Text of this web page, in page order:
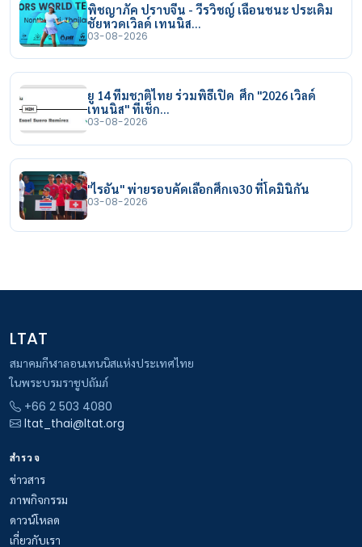
พิชญาภัค ปราบจีน - วีรวิชญ์ เฉือนชนะ ประเดิม
ชัยหวดเวิลด์ เทนนิส…
03-08-2026
ยู 14 ทีมชาติไทย ร่วมพิธีเปิด ศึก "2026 เวิลด์
เทนนิส" ที่เช็ก…
03-08-2026
"ไรอัน" พ่ายรอบคัดเลือกศึกเจ30 ที่โดมินิกัน
03-08-2026
LTAT
สมาคมกีฬาลอนเทนนิสแห่งประเทศไทย
ในพระบรมราชูปถัมภ์
+66 2 503 4080
ltat_thai@ltat.org
สำรวจ
ข่าวสาร
ภาพกิจกรรม
ดาวน์โหลด
เกี่ยวกับเรา